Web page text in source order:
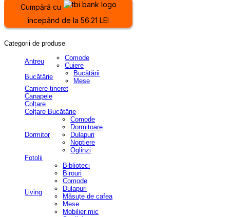
Cumpără cu
începând de la 56.21 LEI
Categorii de produse
Antreu
Comode
Cuiere
Bucătărie
Bucătării
Mese
Camere tineret
Canapele
Colțare
Colțare Bucătărie
Dormitor
Comode
Dormitoare
Dulapuri
Noptiere
Oglinzi
Fotolii
Living
Biblioteci
Birouri
Comode
Dulapuri
Măsuțe de cafea
Mese
Mobilier mic